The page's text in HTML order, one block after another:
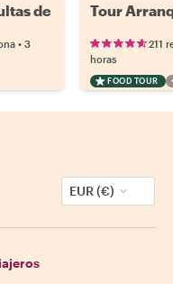
de
• 3
Tour
211
horas
FOOD TOUR
EUR (€)